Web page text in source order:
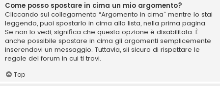
Come posso spostare in cima un mio argomento?
Cliccando sul collegamento “Argomento in cima” mentre lo stai
leggendo, puoi spostarlo in cima alla lista, nella prima pagina.
Se non lo vedi, significa che questa opzione è disabilitata. È
anche possibile spostare in cima gli argomenti semplicemente
inserendovi un messaggio. Tuttavia, sii sicuro di rispettare le
regole del forum in cui ti trovi.
Top